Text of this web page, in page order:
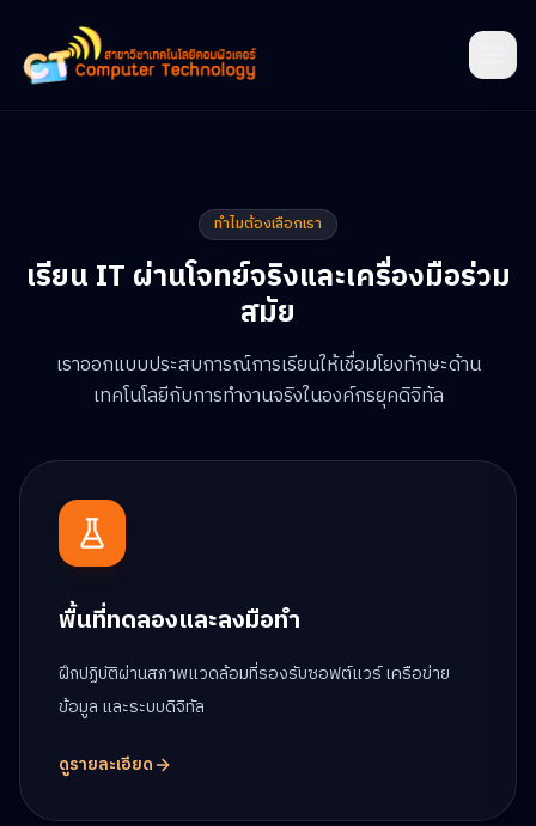
ทำไมต้องเลือกเรา
เรียน IT ผ่านโจทย์จริงและเครื่องมือร่วม
สมัย
เราออกแบบประสบการณ์การเรียนให้เชื่อมโยงทักษะด้าน
เทคโนโลยีกับการทำงานจริงในองค์กรยุคดิจิทัล
พื้นที่ทดลองและลงมือทำ
ฝึกปฏิบัติผ่านสภาพแวดล้อมที่รองรับซอฟต์แวร์ เครือข่าย
ข้อมูล และระบบดิจิทัล
ดูรายละเอียด